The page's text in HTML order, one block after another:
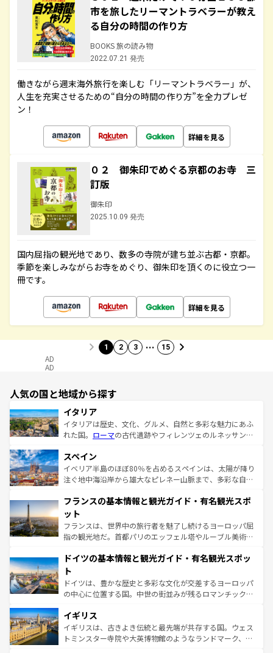
市を旅したリーマントラベラーが教え
る自分の時間の作り方
BOOKS 旅の読み物
2022.07.21 発売
働きながら週末海外旅行を楽しむ「リーマントラベラー」が、
人生を充実させるための“自分の時間の作り方”を全力プレゼ
ン！
詳細を見る
０２ 御朱印でめぐる京都のお寺 三
訂版
御朱印
2025.10.09 発売
国内屈指の観光地であり、数多の寺院が建ち並ぶ古都・京都。
季節を楽しみながらお寺をめぐり、御朱印を頂くのに役立つ一
冊です。
詳細を見る
1 2 3 … 15
AD
AD
人気の国と地域から探す
イタリア
イタリアは歴史、文化、グルメ、自然と多彩な魅力にあふ
れた国。 ローマの古代遺跡やフィレンツェのルネッサンス
ろん、トスカーナの美しい田園風景やアマルフィ海岸の絶
景など、自然景観も見逃せない。観光の合間には、本場の
ピザやパスタなど、絶品のイタリア料理を堪能することも
ませてくれるイタリアで、忘れられない旅をしてみよう！
なお、新着のイタリア情報は
しい。
スペイン
イベリア半島のほぼ80％を占めるスペインは、太陽が降り
注ぐ地中海沿岸から雄大なピレネー山脈まで、多彩な自然
文化が根付くこの国では、情熱的なフラメンコ、熱気あふ
れる闘牛、そして美味しいタパスが生活の一部となってい
る。首都マドリードの洗練された雰囲気や、バルセロナの
アートに溢れた街角から、地方では古代ローマ遺跡や中世
せる。地方によって風土や気候が異なるスペインはその個
ンテンツ一覧 を参照してほしい。
フランスの基本情報と観光ガイド・有名観光スポ
ット
フランスは、世界中の旅行者を魅了し続けるヨーロッパ屈
指の観光地だ。首都パリのエッフェル塔やルーブル美術館
で、幅広い魅力が詰まっている。華麗な宮殿、歴史的な大
聖堂、美しいビーチ、そして豊かな自然が、訪れる者を心
から魅了する。また、フランスは美食の国としても知ら
れ、フランス料理はユネスコ無形文化遺産にも登録されて
香り高いラベンダー畑など、多彩な楽しみ方が可能だ。さ
らに、パリ以外の地域にも魅力が溢れており、どの街角に
も豊かな歴史と文化が息づいている。パリ以外の個性あふ
ドイツの基本情報と観光ガイド・有名観光スポッ
ト
ドイツは、豊かな歴史と多彩な文化が交差するヨーロッパ
の中心に位置する国。中世の街並みが残るロマンチック街
顔を持つこの国は、どこを歩いても飽きることがない。ベ
ルリンの文化的活気、バイエルン州のアルプスの絶景、そ
してライン川沿いのワイン畑といった風景は必見。ビール
イギリス
イギリスは、古きよき伝統と最先端が共存する国。ウェス
トミンスター寺院や大英博物館のようなランドマーク、歴